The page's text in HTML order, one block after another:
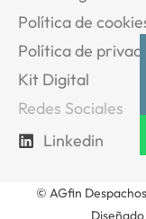
Política de
Política de
Kit Digital
Redes Sociales
Linkedin
© AGfin